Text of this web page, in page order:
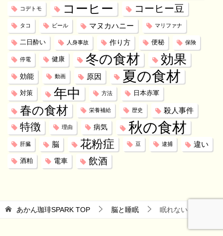
コデトモ コーヒー コーヒー豆
タコ ビール マヌカハニー マリファナ
二日酔い 人身事故 作り方 便秘 保険
停電 健康 冬の食材 効果
効能 動画 原因 夏の食材
対策 年中 方法 日本赤軍
春の食材 栄養補給 歴史 殺人事件
特徴 理由 病気 秋の食材
肝臓 脳 花粉症 豆 逮捕 違い
酒粕 電車 飲酒
あかん珈琲SPARK TOP 脳と睡眠 眠れない